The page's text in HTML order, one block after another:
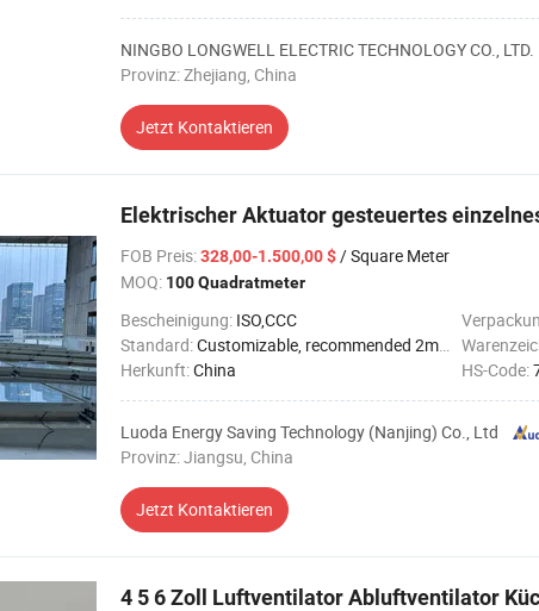
NINGBO LONGWELL ELECTRIC TECHNOLOGY CO., LTD.
Provinz: Zhejiang, China
Jetzt Kontaktieren
Elektrischer Aktuator gesteuertes
FOB Preis:328,00-1.500,00 $/ Square Meter
MOQ: 100 Quadratmeter
Bescheinigung: ISO,CCC
Standard:Customizable, recommended 2m * 1.5m
Herkunft:China HS-Code:
Luoda Energy Saving Technology (Nanjing) Co., Ltd
Provinz: Jiangsu, China
Jetzt Kontaktieren
4 5 6 Zoll Luftventilator Abluftventilator